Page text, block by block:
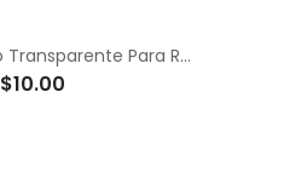
Caja De Acetato Transparente Para Regalos
$10.00